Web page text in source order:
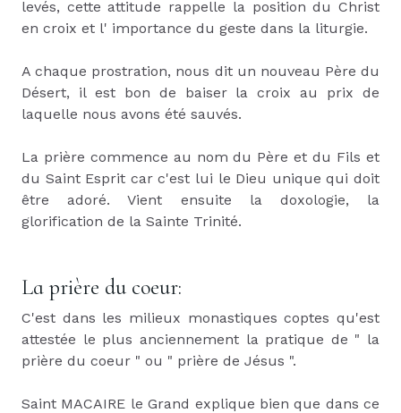
levés, cette attitude rappelle la position du Christ
en croix et l' importance du geste dans la liturgie.
A chaque prostration, nous dit un nouveau Père du
Désert, il est bon de baiser la croix au prix de
laquelle nous avons été sauvés.
La prière commence au nom du Père et du Fils et
du Saint Esprit car c'est lui le Dieu unique qui doit
être adoré. Vient ensuite la doxologie, la
glorification de la Sainte Trinité.
La prière du coeur:
C'est dans les milieux monastiques coptes qu'est
attestée le plus anciennement la pratique de " la
prière du coeur " ou " prière de Jésus ".
Saint MACAIRE le Grand explique bien que dans ce